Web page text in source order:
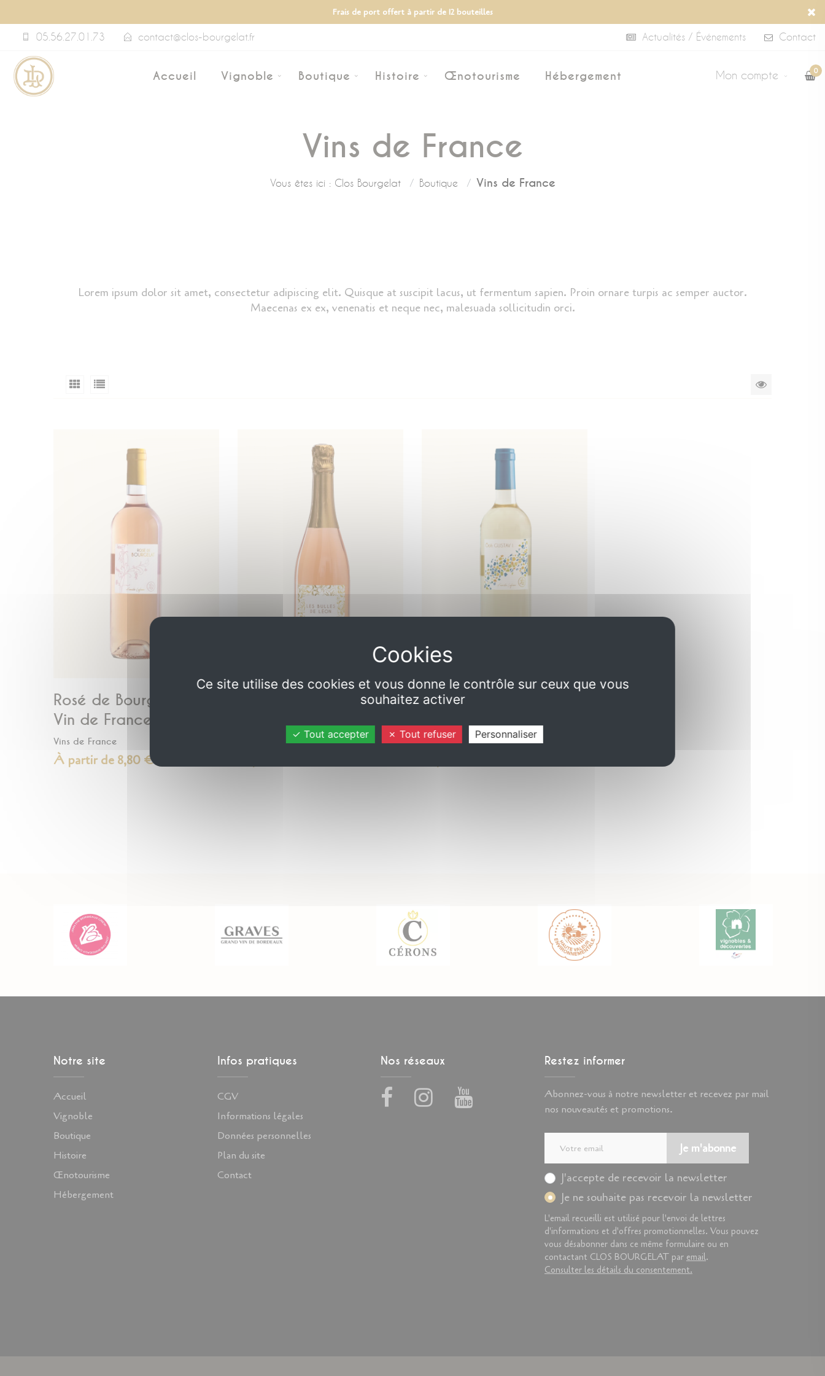
Frais de port offert à partir de 12 bouteilles
05.56.27.01.73 contact@clos-bourgelat.fr Actualités / Événements Contact
Accueil Vignoble Boutique Histoire Œnotourisme Hébergement Mon compte 0
Vins de France
Vous êtes ici : Clos Bourgelat Boutique Vins de France
Lorem ipsum dolor sit amet, consectetur adipiscing elit. Quisque at suscipit lacus, ut fermentum sapien. Proin ornare turpis ac semper auctor.
Maecenas ex ex, venenatis et neque nec, malesuada sollicitudin orci.
Rosé de Bourgelat -
Vin de France
Vins de France
À partir de 8,80 €
Les Bulles de Léon -
Vins de France
Ôoh Gustav - Vin
Vins de France
Notre site
Accueil
Vignoble
Boutique
Histoire
Œnotourisme
Hébergement
Infos pratiques
CGV
Informations légales
Données personnelles
Plan du site
Contact
Nos réseaux
FacebookInstagramYoutube
Restez informer
Abonnez-vous à notre newsletter et recevez par mail
nos nouveautés et promotions.
Je m'abonne
J'accepte de recevoir la newsletter
Je ne souhaite pas recevoir la newsletter
L'email recueilli est utilisé pour l'envoi de lettres
d'informations et d'offres promotionnelles. Vous pouvez
vous désabonner dans ce même formulaire ou en
contactant CLOS BOURGELAT par email.
Consulter les détails du consentement.
Ce site utilise des cookies et vous donne le contrôle sur ceux que vous
souhaitez activer
Tout accepter Tout refuser Personnaliser